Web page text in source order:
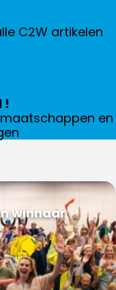
C2W artikelen
en
!
winnaar